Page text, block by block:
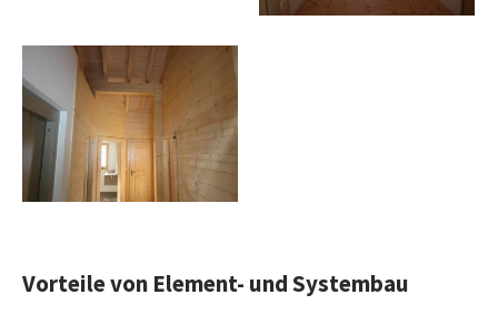
Vorteile von Element- und Systembau